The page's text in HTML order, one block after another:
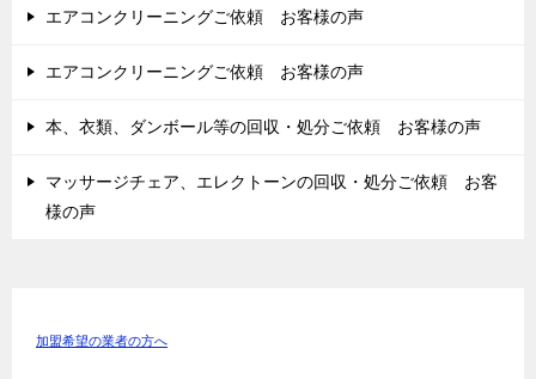
エアコンクリーニングご依頼 お客様の声
エアコンクリーニングご依頼 お客様の声
本、衣類、ダンボール等の回収・処分ご依頼 お客様の声
マッサージチェア、エレクトーンの回収・処分ご依頼 お客
様の声
加盟希望の業者の方へ